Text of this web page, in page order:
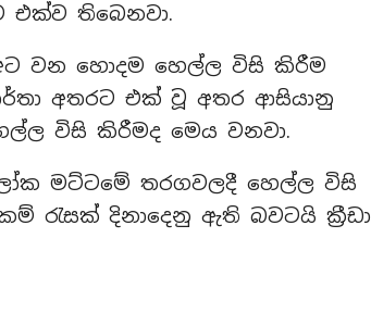
එක්ව තිබෙනවා.
වන හොදම හෙල්ල විසි කිරීම
අතරට එක් වූ අතර ආසියානු
විසි කිරීමද මෙය වනවා.
මට්ටමේ තරගවලදී හෙල්ල විසි
රැසක් දිනාදෙනු ඇති බවටයි ක්‍රීඩා